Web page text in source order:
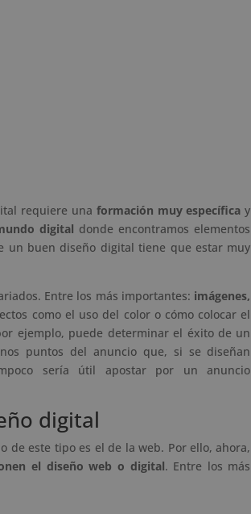
requiere una formación muy específica y
digital donde encontramos elementos
un buen diseño digital tiene que estar muy
Entre los más importantes: imágenes,
como el uso del color o cómo colocar el
ejemplo, puede determinar el éxito de un
puntos del anuncio que, si se diseñan
sería útil apostar por un anuncio
digital
de este tipo es el de la web. Por ello, ahora,
el diseño web o digital. Entre los más